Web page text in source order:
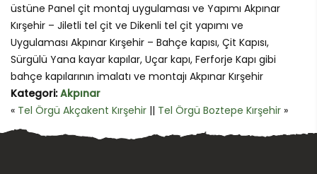
üstüne Panel çit montaj uygulaması ve Yapımı Akpınar
Kırşehir – Jiletli tel çit ve Dikenli tel çit yapımı ve
Uygulaması Akpınar Kırşehir – Bahçe kapısı, Çit Kapısı,
Sürgülü Yana kayar kapılar, Uçar kapı, Ferforje Kapı gibi
bahçe kapılarının imalatı ve montajı Akpınar Kırşehir
Kategori:Akpınar
« Tel Örgü Akçakent Kırşehir || Tel Örgü Boztepe Kırşehir »